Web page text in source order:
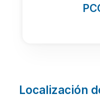
Localización